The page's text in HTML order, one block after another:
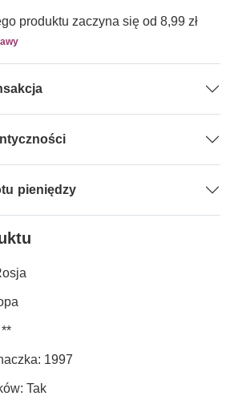
produktu zaczyna się od 8,99 zł
pieniędzy
1997
Tak